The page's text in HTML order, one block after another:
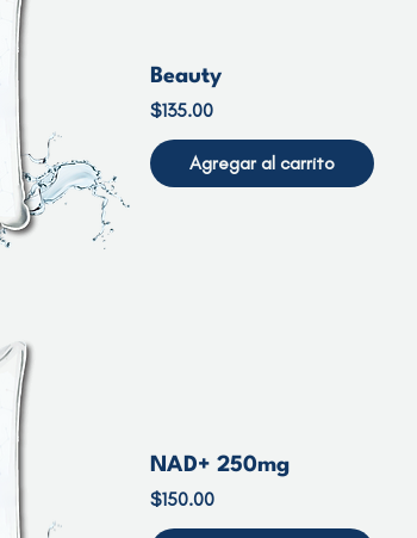
Beauty
Precio
$135.00
Agregar al carrito
NAD+ 250mg
Precio
$150.00